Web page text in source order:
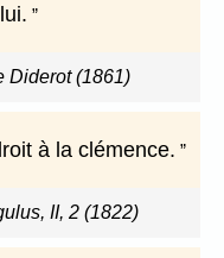
Diderot (1861)
à la clémence.
II, 2 (1822)